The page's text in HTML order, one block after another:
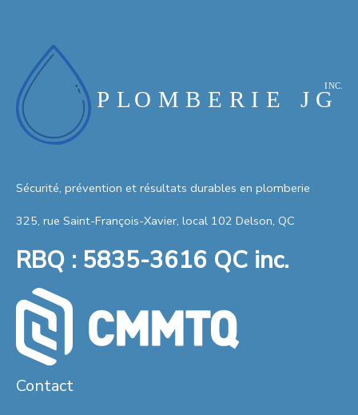
Sécurité, prévention et résultats durables en plomberie
325, rue Saint-François-Xavier, local 102 Delson, QC
RBQ : 5835-3616 QC inc.
Contact